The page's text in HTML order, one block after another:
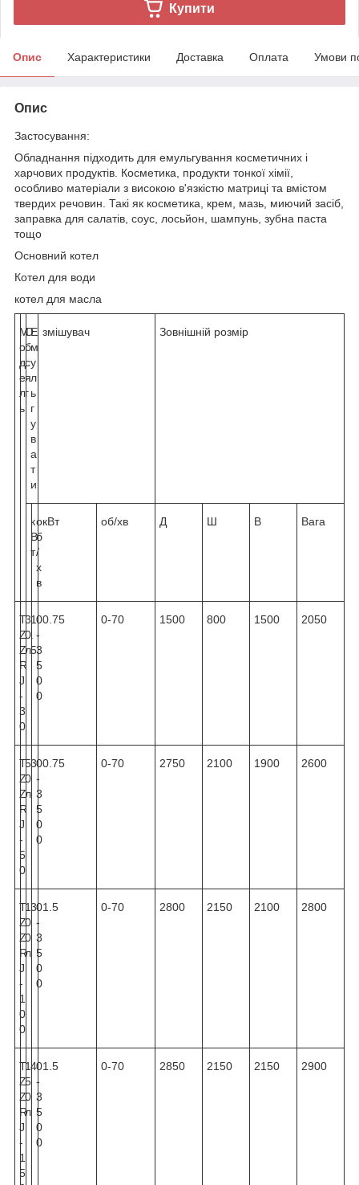
Купити
Опис Характеристики Доставка Оплата Умови
Опис
Застосування:
Обладнання підходить для емульгування косметичних і
харчових продуктів. Косметика, продукти тонкої хімії,
особливо матеріали з високою в'язкістю матриці та вмістом
твердих речовин. Такі як косметика, крем, мазь, миючий засіб,
заправка для салатів, соус, лосьйон, шампунь, зубна паста
тощо
Основний котел
Котел для води
котел для масла
М
о
д
е
л
ь
О
б
с
я
г
Е
м
у
л
ь
г
у
в
а
т
и
змішувач Зовнішній розмір
к
В
т
о
б
/
х
в
кВт об/хв Д Ш В Вага
T
Z
Z
R
J
-
3
0
3
0
л
1
.
5
0
-
3
5
0
0
0.75 0-70 1500 800 1500 2050
T
Z
Z
R
J
-
5
0
5
0
л
30
-
3
5
0
0
0.75 0-70 2750 2100 1900 2600
T
Z
Z
R
J
-
1
0
0
1
0
0
л
30
-
3
5
0
0
1.5 0-70 2800 2150 2100 2800
T
Z
Z
R
J
-
1
5
1
5
0
л
40
-
3
5
0
0
1.5 0-70 2850 2150 2150 2900